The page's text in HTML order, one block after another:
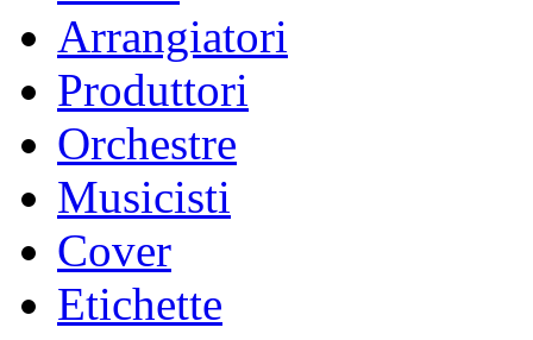
Arrangiatori
Produttori
Orchestre
Musicisti
Cover
Etichette